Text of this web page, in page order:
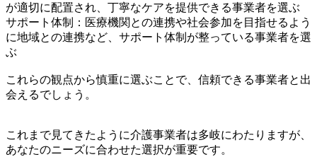
が適切に配置され、丁寧なケアを提供できる事業者を選ぶ
サポート体制：医療機関との連携や社会参加を目指せるよう
に地域との連携など、サポート体制が整っている事業者を選
ぶ
これらの観点から慎重に選ぶことで、信頼できる事業者と出
会えるでしょう。
これまで見てきたように介護事業者は多岐にわたりますが、
あなたのニーズに合わせた選択が重要です。